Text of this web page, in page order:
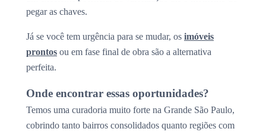
pegar as chaves.
Já se você tem urgência para se mudar, os imóveis
prontos ou em fase final de obra são a alternativa
perfeita.
Onde encontrar essas oportunidades?
Temos uma curadoria muito forte na Grande São Paulo,
cobrindo tanto bairros consolidados quanto regiões com